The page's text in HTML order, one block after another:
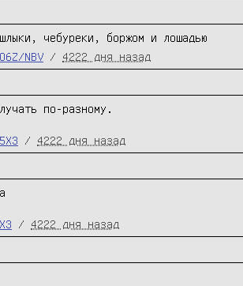
чебуреки, боржом и лошадью
NBV / 4222 дня назад
по-разному.
/ 4222 дня назад
/ 4222 дня назад